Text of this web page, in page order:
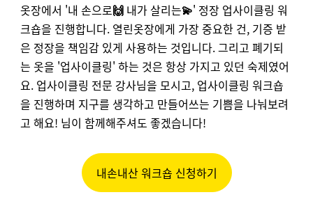
옷장에서 '내 손으로🙌내가 살리는💫' 정장 업사이클링 워
크숍을 진행합니다. 열린옷장에게 가장 중요한 건, 기증 받
은 정장을 책임감 있게 사용하는 것입니다. 그리고 폐기되
는 옷을 '업사이클링' 하는 것은 항상 가지고 있던 숙제였어
요. 업사이클링 전문 강사님을 모시고, 업사이클링 워크숍
을 진행하며 지구를 생각하고 만들어쓰는 기쁨을 나눠보려
고 해요! 님이 함께해주셔도 좋겠습니다!
내손내산 워크숍 신청하기